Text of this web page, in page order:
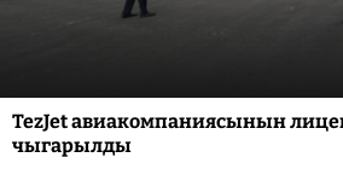
TezJet авиакомпаниясынын
чыгарылды